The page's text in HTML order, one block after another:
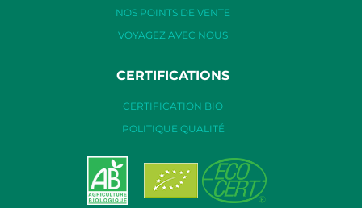
NOS POINTS DE VENTE
VOYAGEZ AVEC NOUS
CERTIFICATIONS
CERTIFICATION BIO
POLITIQUE QUALITÉ